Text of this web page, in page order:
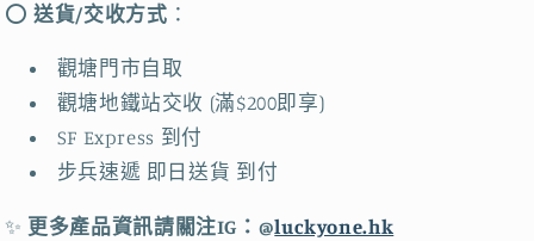
｜
量
｜
香
港
花
店
數
量
⭕️送貨/交收方式 ：
觀塘門市自取
觀塘地鐵站交收 (滿$200即享)
SF Express 到付
步兵速遞 即日送貨 到付
✨ 更多產品資訊請關注IG：@luckyone.hk